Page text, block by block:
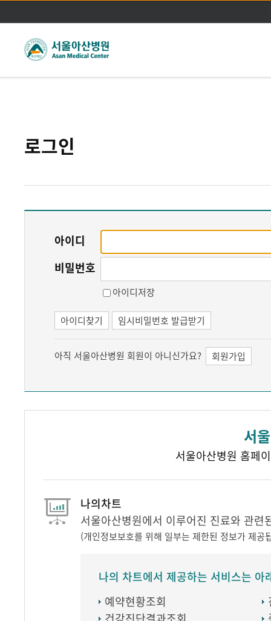
주메뉴바로가기
본문바로가기
로그인
아이디
비밀번호
아이디저장
아이디찾기 임시비밀번호 발급받기
아직 서울아산병원 회원이 아니신가요? 회원가입
서
서울아산병원 홈페
나의차트
서울아산병원에서 이루어진 진료와 관
(개인정보보호를 위해 일부는 제한된 정보가 제공
나의 차트에서 제공하는 서비스는 아
예약현황조회